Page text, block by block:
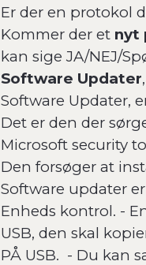
Er der en protokol
Kommer der et nyt
kan sige JA/NEJ/
Software Updater
Software Updater,
Det er den der
Microsoft security
Den forsøger at
Software updater
Enheds kontrol. -
USB, den skal
PÅ USB. - Du kan